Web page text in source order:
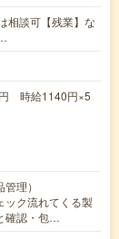
相談可【残業】な
時給1140円×5
理）
ック流れてくる製
確認・包…